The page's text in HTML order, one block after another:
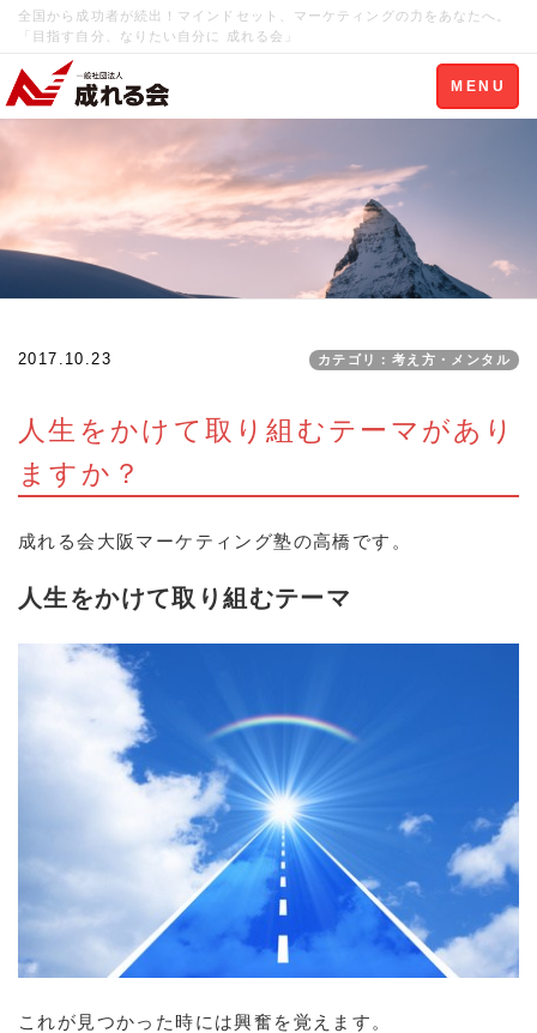
全国から成功者が続出！マインドセット、マーケティングの力をあなたへ。
「目指す自分、なりたい自分に 成れる会」
Toggle
navigation
MENU
2017.10.23 カテゴリ：考え方・メンタル
人生をかけて取り組むテーマがあり
ますか？
成れる会大阪マーケティング塾の高橋です。
人生をかけて取り組むテーマ
これが見つかった時には興奮を覚えます。